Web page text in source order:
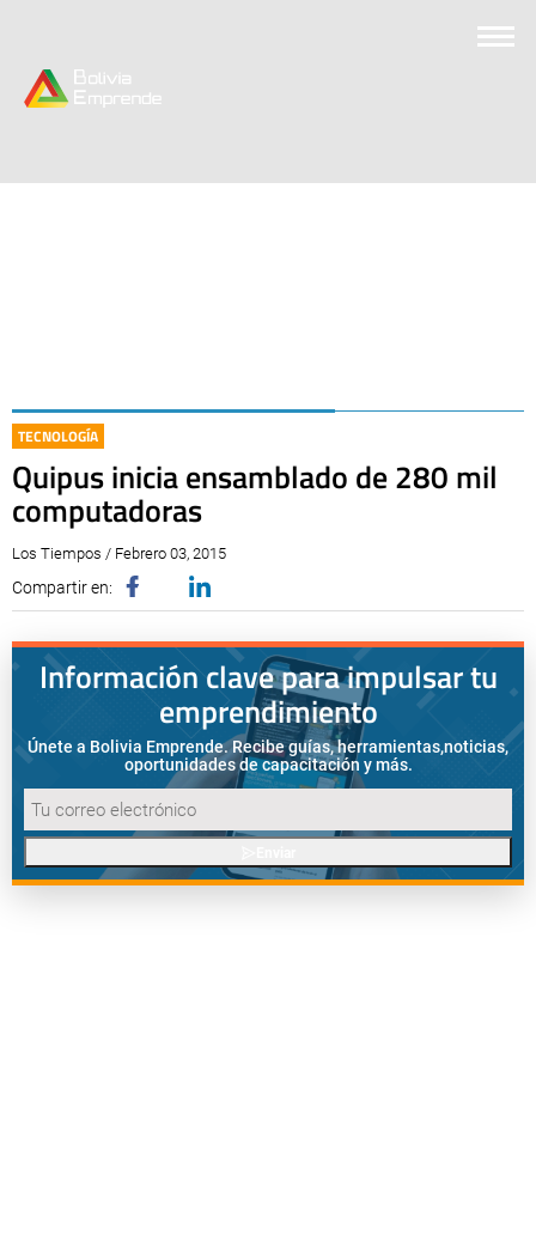
TECNOLOGÍA
Quipus inicia ensamblado de 280 mil
computadoras
Los Tiempos / Febrero 03, 2015
Compartir en:
Información clave para impulsar tu
emprendimiento
Únete a Bolivia Emprende. Recibe guías, herramientas,noticias,
oportunidades de capacitación y más.